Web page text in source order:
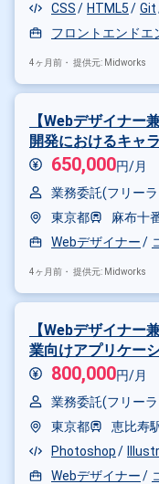
CSS
HTML5 Git
フロントエンドエ
4ヶ月前・ 提供元: Midworks
【Webデザイナー
開発におけるキャ
整業務650,000円/月
業務委託(フリー
東京都
麻布十
Webデザイナー
4ヶ月前・ 提供元: Midworks
【Webデザイナー
業向けアプリケー
800,000円/月
業務委託(フリー
東京都
恵比寿
Photoshop
Webデザイナー